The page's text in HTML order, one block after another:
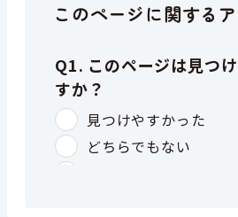
このページに関する